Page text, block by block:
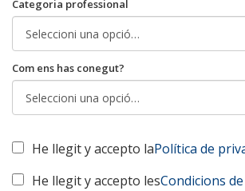
Categoria professional
Com ens has conegut?
He llegit y accepto laPolítica de
He llegit y accepto lesCondicions